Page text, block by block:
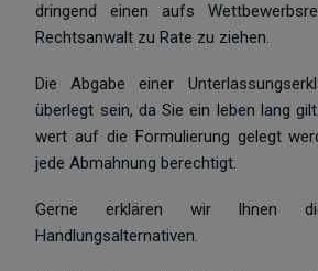
dringend einen aufs
Rechtsanwalt zu Rate zu ziehen.
Die Abgabe einer
überlegt sein, da Sie ein leben lang
wert auf die Formulierung gelegt
jede Abmahnung berechtigt.
Gerne erklären wir Ihnen die
Handlungsalternativen.